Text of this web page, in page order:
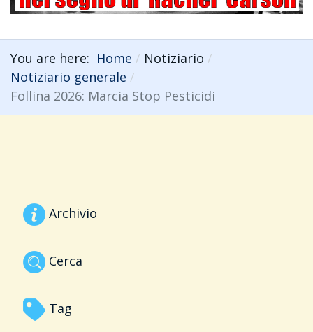
You are here: Home
Notiziario
Notiziario generale
Follina 2026: Marcia Stop Pesticidi
Archivio
Cerca
Tag